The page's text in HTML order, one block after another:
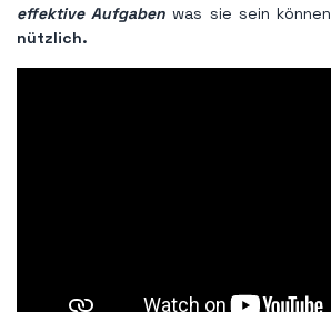
effektive Aufgabenwas sie sein können
nützlich.